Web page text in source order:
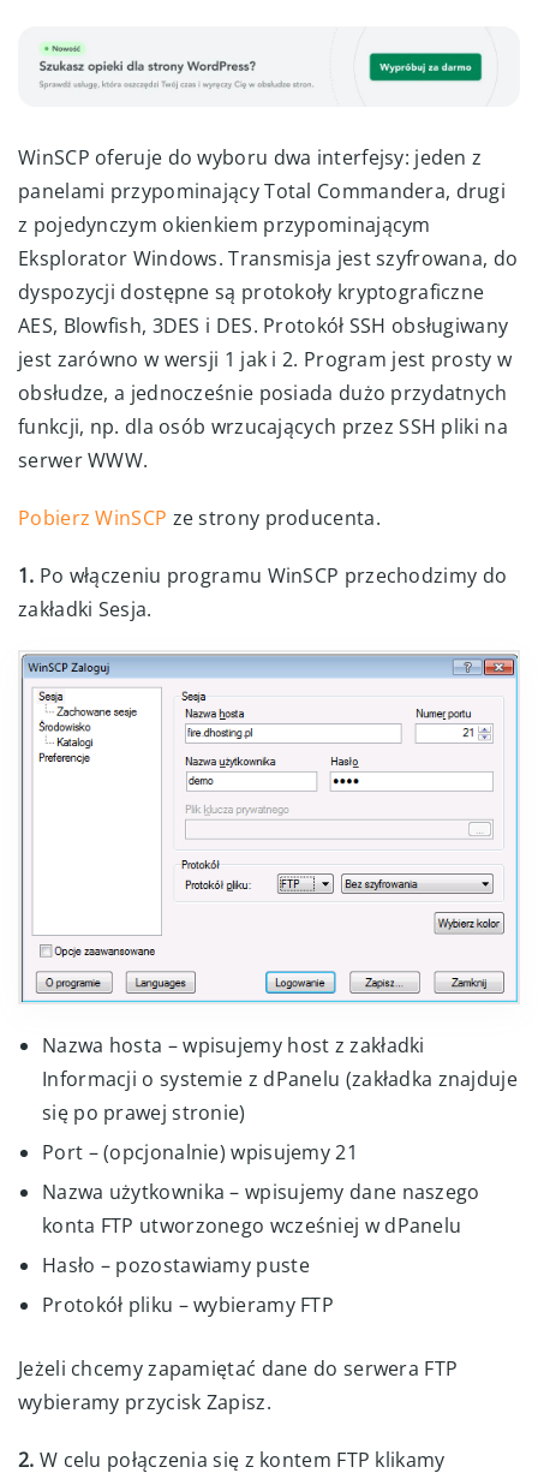
WinSCP oferuje do wyboru dwa interfejsy: jeden z
panelami przypominający Total Commandera, drugi
z pojedynczym okienkiem przypominającym
Eksplorator Windows. Transmisja jest szyfrowana, do
dyspozycji dostępne są protokoły kryptograficzne
AES, Blowfish, 3DES i DES. Protokół SSH obsługiwany
jest zarówno w wersji 1 jak i 2. Program jest prosty w
obsłudze, a jednocześnie posiada dużo przydatnych
funkcji, np. dla osób wrzucających przez SSH pliki na
serwer WWW.
Pobierz WinSCP ze strony producenta.
1. Po włączeniu programu WinSCP przechodzimy do
zakładki Sesja.
Nazwa hosta – wpisujemy host z zakładki
Informacji o systemie z dPanelu (zakładka znajduje
się po prawej stronie)
Port – (opcjonalnie) wpisujemy 21
Nazwa użytkownika – wpisujemy dane naszego
konta FTP utworzonego wcześniej w dPanelu
Hasło – pozostawiamy puste
Protokół pliku – wybieramy FTP
Jeżeli chcemy zapamiętać dane do serwera FTP
wybieramy przycisk Zapisz.
2. W celu połączenia się z kontem FTP klikamy